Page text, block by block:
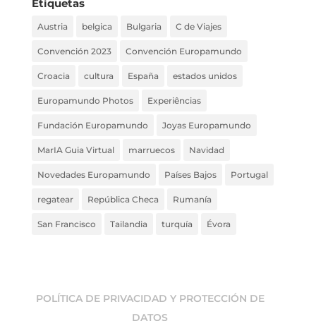
Etiquetas
Austria belgica Bulgaria C de Viajes
Convención 2023 Convención Europamundo
Croacia cultura España estados unidos
Europamundo Photos Experiências
Fundación Europamundo Joyas Europamundo
MarIA Guia Virtual marruecos Navidad
Novedades Europamundo Países Bajos Portugal
regatear República Checa Rumanía
San Francisco Tailandia turquía Évora
POLÍTICA DE PRIVACIDAD Y PROTECCIÓN DE
DATOS